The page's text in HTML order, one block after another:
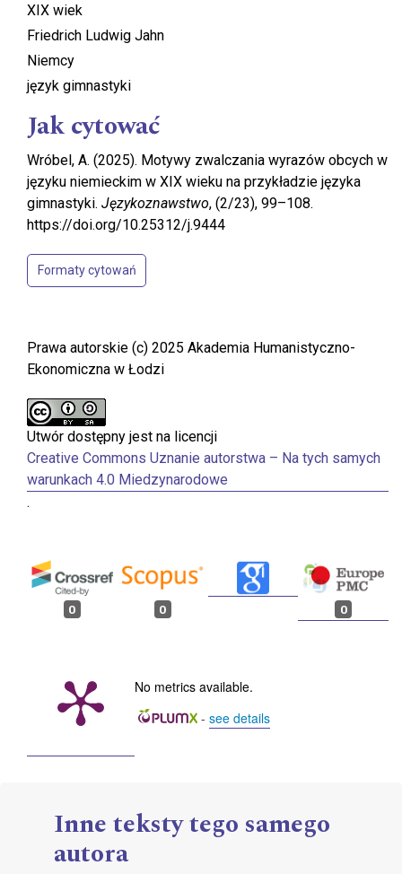
XIX wiek
Friedrich Ludwig Jahn
Niemcy
język gimnastyki
Jak cytować
Wróbel, A. (2025). Motywy zwalczania wyrazów obcych w
języku niemieckim w XIX wieku na przykładzie języka
gimnastyki. Językoznawstwo, (2/23), 99–108.
https://doi.org/10.25312/j.9444
Formaty cytowań
Prawa autorskie (c) 2025 Akademia Humanistyczno-
Ekonomiczna w Łodzi
Utwór dostępny jest na licencji
Creative Commons Uznanie autorstwa – Na tych samych
warunkach 4.0 Miedzynarodowe
.
0 0 0
No metrics available.
- see details
Inne teksty tego samego
autora